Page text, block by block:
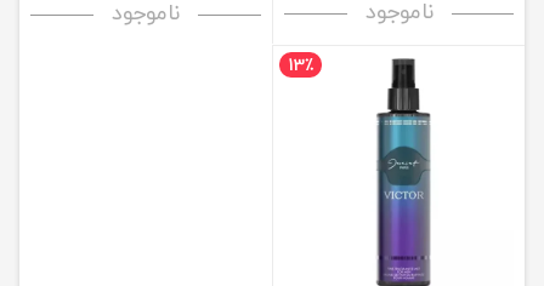
ناموجود ناموجود
13٪